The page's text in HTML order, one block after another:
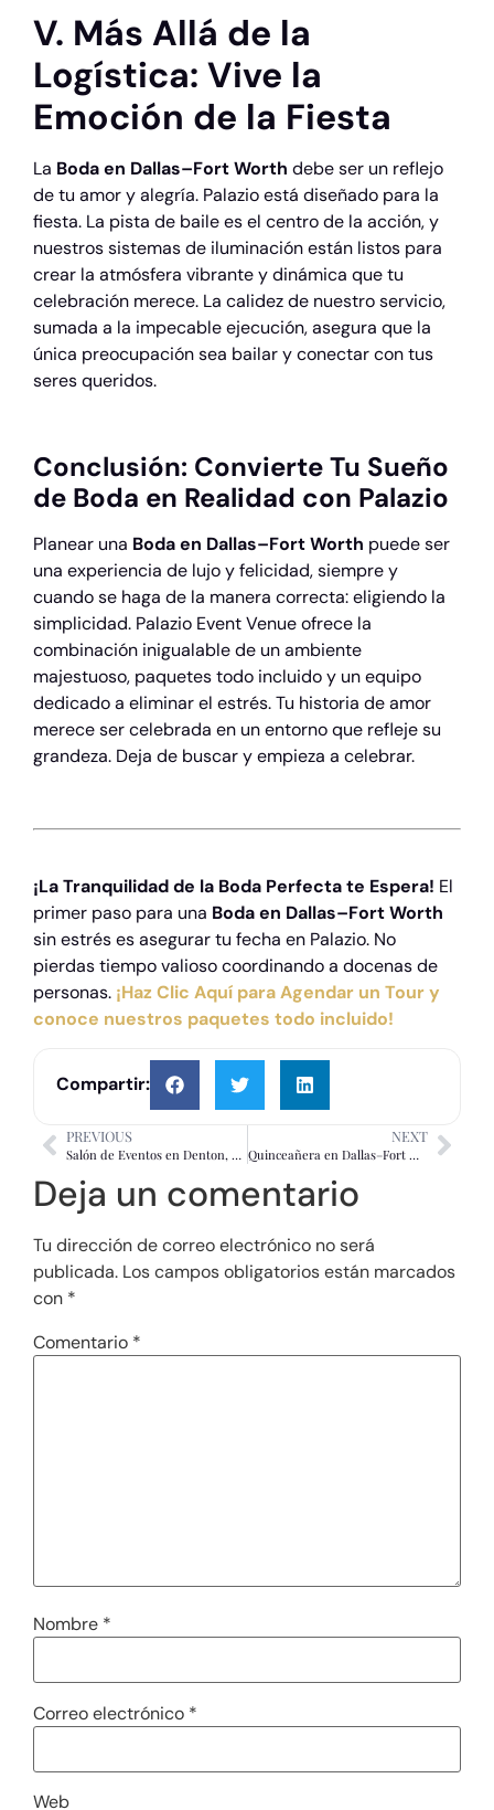
V. Más Allá de la
Logística: Vive la
Emoción de la Fiesta
La Boda en Dallas–Fort Worth debe ser un reflejo
de tu amor y alegría. Palazio está diseñado para la
fiesta. La pista de baile es el centro de la acción, y
nuestros sistemas de iluminación están listos para
crear la atmósfera vibrante y dinámica que tu
celebración merece. La calidez de nuestro servicio,
sumada a la impecable ejecución, asegura que la
única preocupación sea bailar y conectar con tus
seres queridos.
Conclusión: Convierte Tu Sueño
de Boda en Realidad con Palazio
Planear una Boda en Dallas–Fort Worth puede ser
una experiencia de lujo y felicidad, siempre y
cuando se haga de la manera correcta: eligiendo la
simplicidad. Palazio Event Venue ofrece la
combinación inigualable de un ambiente
majestuoso, paquetes todo incluido y un equipo
dedicado a eliminar el estrés. Tu historia de amor
merece ser celebrada en un entorno que refleje su
grandeza. Deja de buscar y empieza a celebrar.
¡La Tranquilidad de la Boda Perfecta te Espera! El
primer paso para una Boda en Dallas–Fort Worth
sin estrés es asegurar tu fecha en Palazio. No
pierdas tiempo valioso coordinando a docenas de
personas. ¡Haz Clic Aquí para Agendar un Tour y
conoce nuestros paquetes todo incluido!
Compartir:
PREVIOUS
Salón de Eventos en Denton, Texas: La Guía Definitiva
NEXT
Quinceañera en Dallas–Fort Worth: La Guía Definitiva para una Celebración Sin Estrés
Deja un comentario
Tu dirección de correo electrónico no será
publicada. Los campos obligatorios están marcados
con *
Comentario *
Nombre *
Correo electrónico *
Web